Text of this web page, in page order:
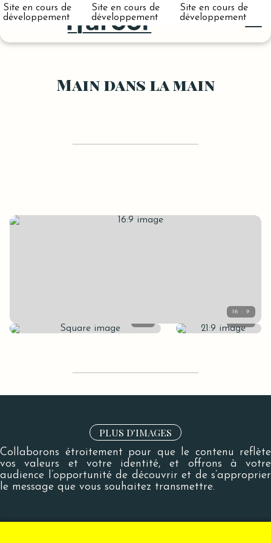
Site en cours de
développement
Site en cours de
développement
Site en cours de
développement
Main dans la main
PLUS D'IMAGES
Collaborons étroitement pour que le contenu reflète
vos valeurs et votre identité, et offrons à votre
audience l’opportunité de découvrir et de s’approprier
le message que vous souhaitez transmettre.